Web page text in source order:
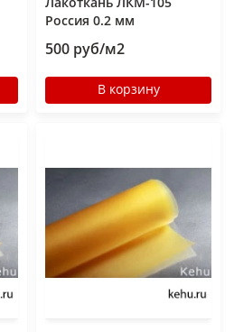
Россия 0.2 мм
500 руб/м2
В корзину